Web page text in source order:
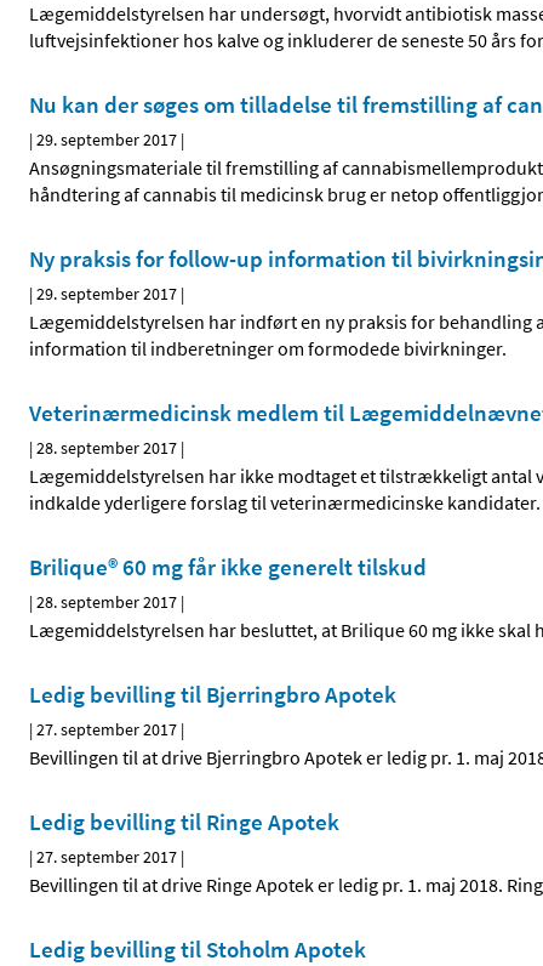
Lægemiddelstyrelsen har undersøgt, hvorvidt antibiotisk
luftvejsinfektioner hos kalve og inkluderer de seneste 50 års
Nu kan der søges om tilladelse til fremstilling af
|29. september 2017 |
Ansøgningsmateriale til fremstilling af
håndtering af cannabis til medicinsk brug er netop
Ny praksis for follow-up information til
|29. september 2017 |
Lægemiddelstyrelsen har indført en ny praksis for
information til indberetninger om formodede bivirkninger.
Veterinærmedicinsk medlem til
|28. september 2017 |
Lægemiddelstyrelsen har ikke modtaget et tilstrækkeligt
indkalde yderligere forslag til veterinærmedicinske
Brilique® 60 mg får ikke generelt tilskud
|28. september 2017 |
Lægemiddelstyrelsen har besluttet, at Brilique 60 mg ikke skal
Ledig bevilling til Bjerringbro Apotek
|27. september 2017 |
Bevillingen til at drive Bjerringbro Apotek er ledig pr. 1. maj
Ledig bevilling til Ringe Apotek
|27. september 2017 |
Bevillingen til at drive Ringe Apotek er ledig pr. 1. maj 2018.
Ledig bevilling til Stoholm Apotek